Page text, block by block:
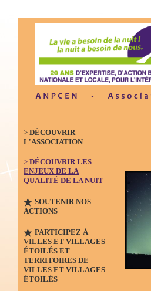
> DÉCOUVRIR
L'ASSOCIATION
> DÉCOUVRIR LES
ENJEUX DE LA
QUALITÉ DE LA NUIT
SOUTENIR NOS
ACTIONS
PARTICIPEZ À
VILLES ET VILLAGES
ÉTOILÉS ET
TERRITOIRES DE
VILLES ET VILLAGES
ÉTOILÉS